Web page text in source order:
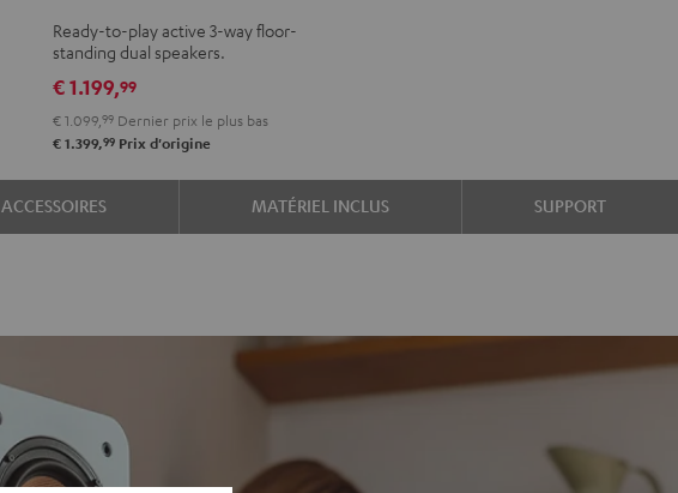
3
Club
Edition
Noir
3
Club
Edition
Blanc
Ready-to-play active 3-way floor-
standing dual speakers.
€ 1.199,99
€ 1.099,99 Dernier prix le plus bas
€ 1.399,99 Prix d'origine
ACCESSOIRES MATÉRIEL INCLUS SUPPORT